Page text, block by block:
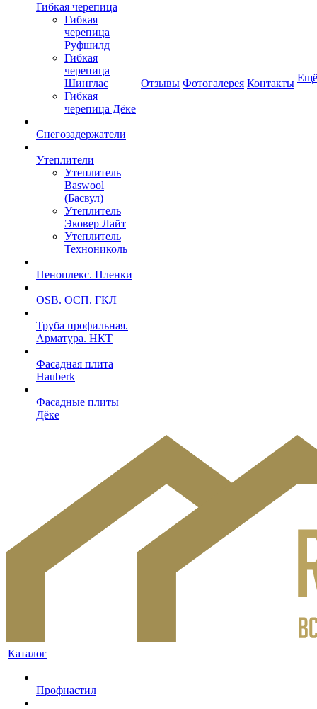
Гибкая черепица
Гибкая
черепица
Руфшилд
Гибкая
черепица
Шинглас
Гибкая
черепица Дёке
Снегозадержатели
Утеплители
Утеплитель
Baswool
(Басвул)
Утеплитель
Эковер Лайт
Утеплитель
Технониколь
Пеноплекс. Пленки
OSB. ОСП. ГКЛ
Труба профильная.
Арматура. НКТ
Фасадная плита
Hauberk
Фасадные плиты
Дёке
Отзывы Фотогалерея Контакты Ещё
Каталог
Профнастил